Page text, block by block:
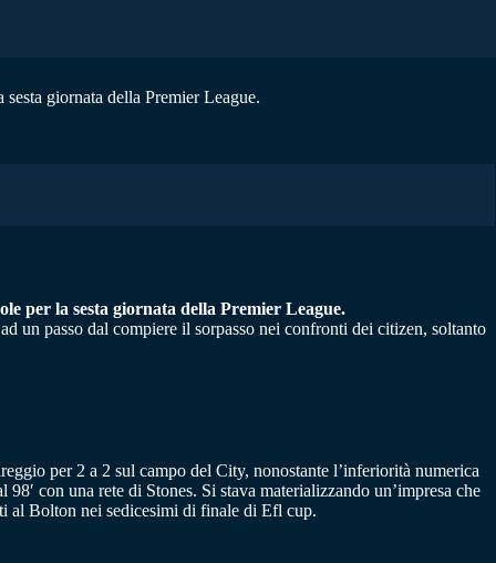
giornata della Premier League.
per la sesta giornata della Premier League.
un passo dal compiere il sorpasso nei confronti dei citizen, soltanto
per 2 a 2 sul campo del City, nonostante l’inferiorità numerica
con una rete di Stones. Si stava materializzando un’impresa che
al Bolton nei sedicesimi di finale di Efl cup.